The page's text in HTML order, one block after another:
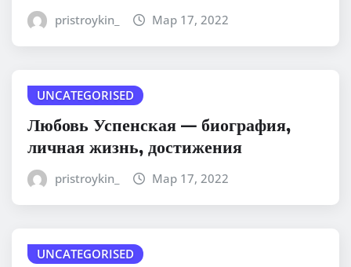
pristroykin_ Мар 17, 2022
UNCATEGORISED
Любовь Успенская — биография,
личная жизнь, достижения
pristroykin_ Мар 17, 2022
UNCATEGORISED